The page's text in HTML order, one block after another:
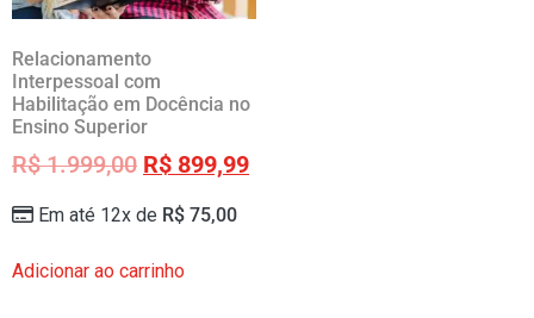
Relacionamento
Interpessoal com
Habilitação em Docência no
Ensino Superior
R$1.999,00 R$ 899,99
Em até 12x de R$ 75,00
Adicionar ao carrinho